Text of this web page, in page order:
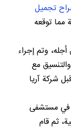
تجميل
مما توقعه
ايران لمدة 7 أيام من أجله، وتم إجراء
مع
شركة آريا
في مستشفى
ثم قام